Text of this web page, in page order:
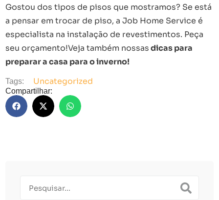
Gostou dos tipos de pisos que mostramos? Se está
a pensar em trocar de piso, a Job Home Service é
especialista na instalação de revestimentos. Peça
seu orçamento!Veja também nossasdicas para
preparar a casa para o inverno!
Tags: Uncategorized
Compartilhar: